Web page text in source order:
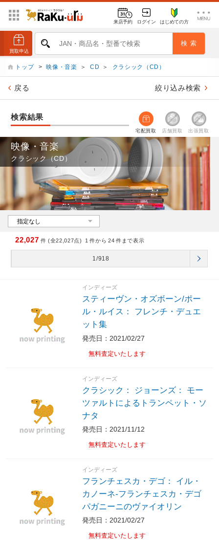
来店予約 ログイン はじめての方
トップ > 映像・音楽 ＞ CD ＞ クラシック（CD）
戻る 絞り込み検索
検索結果
宅配買取 店舗買取 出張買取
映像・音楽
クラシック（CD）
22,027 件 (全22,027点) 1 件から 24 件まで表示
1/918
インディーズ
スティーヴン・オズボーン/ポー
ル・ルイス： フレンチ・デュエ
ット集
発売日：2021/02/27
無料査定いたします
インディーズ
クラシック： ジョーンズ： モー
ツァルトによるトランペット・ソ
ナタ
発売日：2021/11/12
無料査定いたします
インディーズ
フランチェスカ・デゴ： イル・
カノーネ-フランチェスカ・デゴ
パガニーニのヴァイオリン
発売日：2021/02/27
無料査定いたします